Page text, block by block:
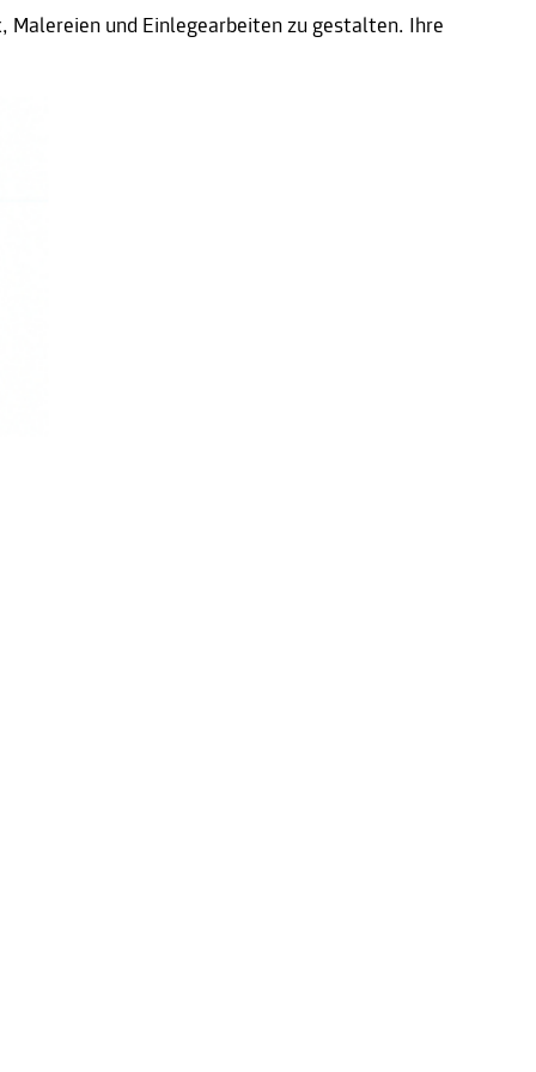
Malereien und Einlegearbeiten zu gestalten. Ihre